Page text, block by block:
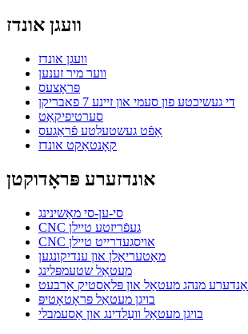
וועגן אונדז
וועגן אונדז
ווער מיר זענען
פּראָצעס
די געשיכטע פון ​​סעמי און זיינע 7 פאבריקן
סערטיפיקאַט
אָפֿט געשטעלטע פֿראַגעס
קאָנטאַקט אונדז
אונדזערע פּראָדוקטן
סי-ען-סי מאַשינינג
CNC געפֿריזטע טיילן
CNC אויסגעדרייט טיילן
מאַטעריאַלן און ענדיקונגען
מעטאַל שטעמפּלינג
אַנדערע מנהג מעטאַל און פּלאַסטיק אַרבעט
בויגן מעטאַל פּראָטאָטיפּ
בויגן מעטאַל וועַלדינג און אַסעמבלי